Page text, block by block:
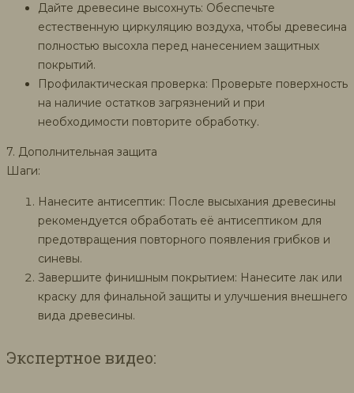
Дайте древесине высохнуть: Обеспечьте
естественную циркуляцию воздуха, чтобы древесина
полностью высохла перед нанесением защитных
покрытий.
Профилактическая проверка: Проверьте поверхность
на наличие остатков загрязнений и при
необходимости повторите обработку.
7. Дополнительная защита
Шаги:
Нанесите антисептик: После высыхания древесины
рекомендуется обработать её антисептиком для
предотвращения повторного появления грибков и
синевы.
Завершите финишным покрытием: Нанесите лак или
краску для финальной защиты и улучшения внешнего
вида древесины.
Экспертное видео: